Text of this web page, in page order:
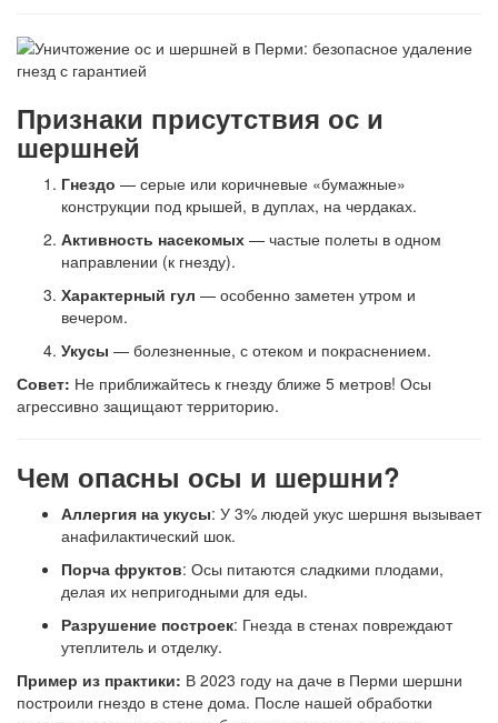
Признаки присутствия ос и
шершней
Гнездо — серые или коричневые «бумажные»
конструкции под крышей, в дуплах, на чердаках.
Активность насекомых — частые полеты в одном
направлении (к гнезду).
Характерный гул — особенно заметен утром и
вечером.
Укусы — болезненные, с отеком и покраснением.
Совет: Не приближайтесь к гнезду ближе 5 метров! Осы
агрессивно защищают территорию.
Чем опасны осы и шершни?
Аллергия на укусы: У 3% людей укус шершня вызывает
анафилактический шок.
Порча фруктов: Осы питаются сладкими плодами,
делая их непригодными для еды.
Разрушение построек: Гнезда в стенах повреждают
утеплитель и отделку.
Пример из практики: В 2023 году на даче в Перми шершни
построили гнездо в стене дома. После нашей обработки